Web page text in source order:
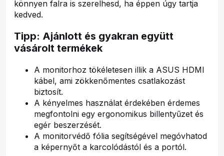
könnyen falra is szerelhesd, ha éppen úgy tartja
kedved.
Tipp: Ajánlott és gyakran együtt
vásárolt termékek
A monitorhoz tökéletesen illik a ASUS HDMI
kábel, ami zökkenőmentes csatlakozást
biztosít.
A kényelmes használat érdekében érdemes
megfontolni egy ergonomikus billentyűzet és
egér beszerzését.
A monitorvédő fólia segítségével megóvhatod
a képernyőt a karcolódástól és a portól.